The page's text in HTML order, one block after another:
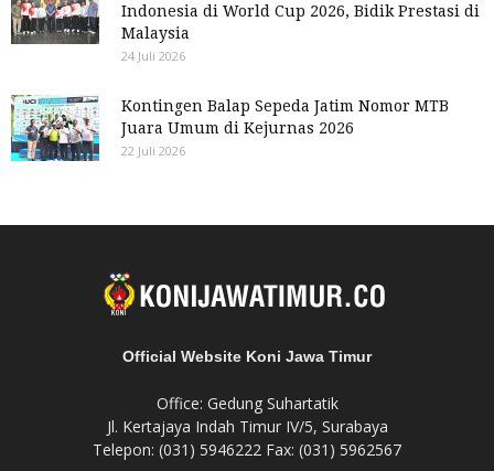
Indonesia di World Cup 2026, Bidik Prestasi di
Malaysia
24 Juli 2026
Kontingen Balap Sepeda Jatim Nomor MTB
Juara Umum di Kejurnas 2026
22 Juli 2026
Official Website Koni Jawa Timur
Office: Gedung Suhartatik
Jl. Kertajaya Indah Timur IV/5, Surabaya
Telepon: (031) 5946222 Fax: (031) 5962567